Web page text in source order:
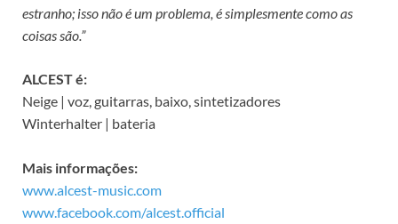
estranho; isso não é um problema, é simplesmente como as
coisas são.”
ALCEST é:
Neige | voz, guitarras, baixo, sintetizadores
Winterhalter | bateria
Mais informações:
www.alcest-music.com
www.facebook.com/alcest.official